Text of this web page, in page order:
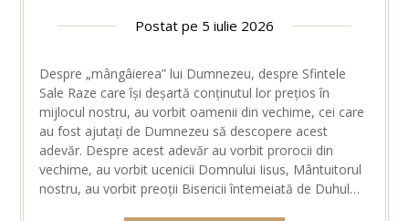
Postat pe 5 iulie 2026
Despre „mângâierea” lui Dumnezeu, despre Sfintele
Sale Raze care își deșartă conținutul lor prețios în
mijlocul nostru, au vorbit oamenii din vechime, cei care
au fost ajutați de Dumnezeu să descopere acest
adevăr. Despre acest adevăr au vorbit prorocii din
vechime, au vorbit ucenicii Domnului Iisus, Mântuitorul
nostru, au vorbit preoții Bisericii întemeiată de Duhul…